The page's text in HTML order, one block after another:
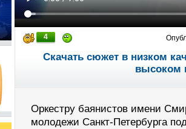
4
Скачать сюжет в низком
высоком
Оркестру баянистов имени
молодежи Санкт-Петербурга